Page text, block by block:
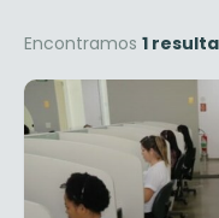
Encontramos 1